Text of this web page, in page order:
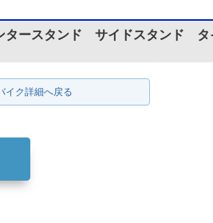
ースタンド サイドスタンド
イク詳細へ戻る